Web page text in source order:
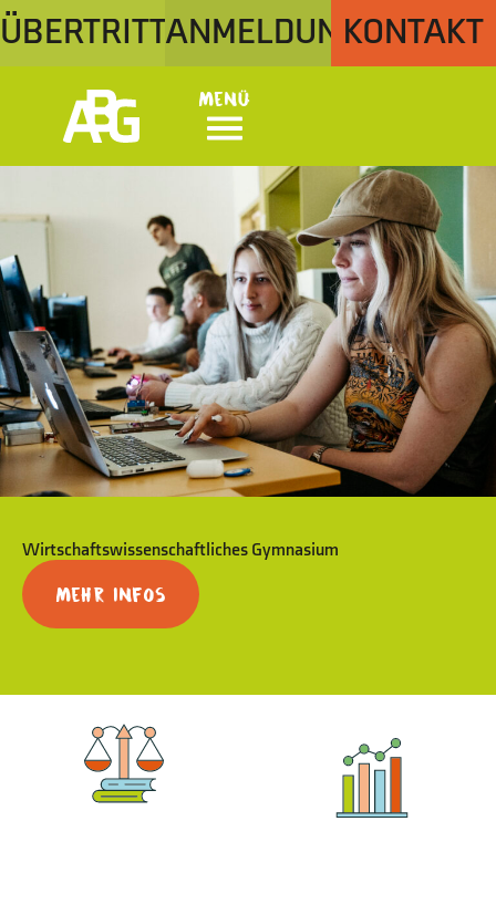
ÜBERTRITTANMELDUNGKONTAKT
Menü
Wirtschaftswissenschaftliches Gymnasium
Mehr Infos